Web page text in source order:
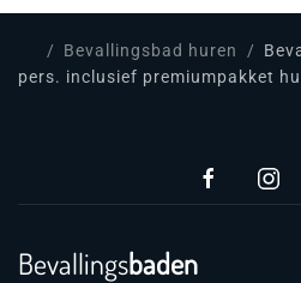
Bevallingsbad huren
pers. inclusief premiumpakket
Bevallingsbaden